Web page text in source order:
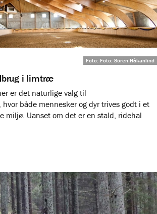
Foto: Foto: Sören Håkanlind
i limtræ
er det naturlige valg til
både mennesker og dyr trives godt i et
miljø. Uanset om det er en stald, ridehal